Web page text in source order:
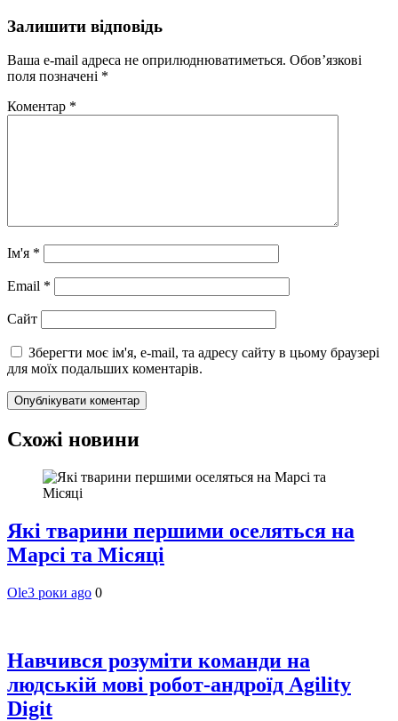
Залишити відповідь
Ваша e-mail адреса не оприлюднюватиметься. Обов’язкові
поля позначені *
Коментар *
Ім'я *
Email *
Сайт
Зберегти моє ім'я, e-mail, та адресу сайту в цьому браузері
для моїх подальших коментарів.
Схожі новини
Які тварини першими оселяться на
Марсі та Місяці
Ole3 роки ago 0
Навчився розуміти команди на
людській мові робот-андроїд Agility
Digit